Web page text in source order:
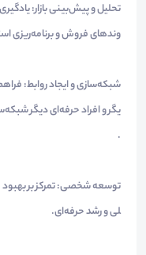
تحلیل و پیش‌بینی بازار:
وندهای فروش و برنامه‌ریزی
شبکه‌سازی و ایجاد روابط:
یگر و افراد حرفه‌ای دیگر
.
توسعه شخصی: تمرکز بر بهبود
لی و رشد حرفه‌ای.